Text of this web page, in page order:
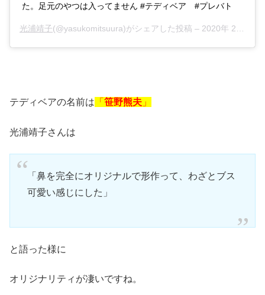
た。足元のやつは入ってません #テディベア #プレバト
光浦靖子(@yasukomitsuura)がシェアした投稿 – 2020年 2月月20日午前3時35分PST
テディベアの名前は 「 笹野熊夫 」
光浦靖子さんは
「鼻を完全にオリジナルで形作って、わざとブス
可愛い感じにした」
と語った様に
オリジナリティが凄いですね。